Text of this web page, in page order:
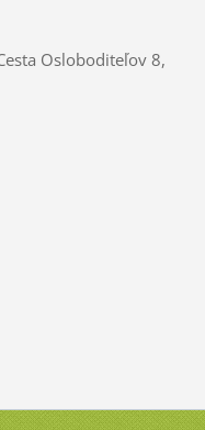
Osloboditeľov 8,